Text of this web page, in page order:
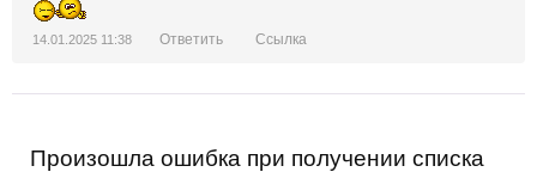
14.01.2025 11:38 Ответить Ссылка
Произошла ошибка при получении списка